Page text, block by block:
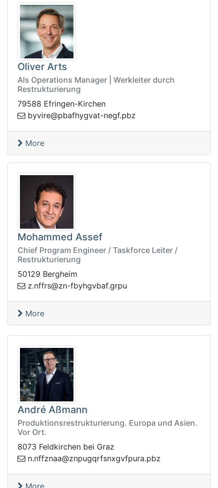
Oliver Arts
Als Operations Manager | Werkleiter durch
Restrukturierung
79588 Efringen-Kirchen
zbp.fgen-tavgyhfabp@e
rivyb
More
Mohammed Assef
Chief Program Engineer / Taskforce Leiter /
Restrukturierung
50129 Bergheim
uprg.fabvghybf-nz@s
rffn.z
More
André Aßmann
Produktionsrestrukturierung. Europa und Asien.
Vor Ort.
8073 Feldkirchen bei Graz
zbp.arupfvgxnsfrqg
upnz@aanzffn.n
More